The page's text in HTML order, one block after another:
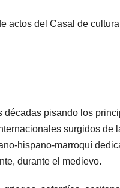
actos del Casal de
décadas pisando los
surgidos
hispano-marroquí
durante el medievo.